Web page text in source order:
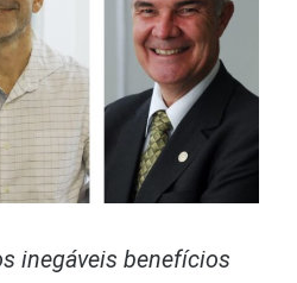
inegáveis benefícios